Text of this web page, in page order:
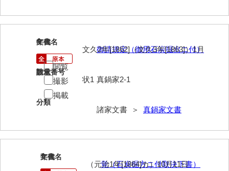
惠本家文書
恵良宏収集文書
相木家文書
大田家文書
大中家文書
大中家文書（神奈川県）
6
文書名
御請規定（御用石炭掘出ニ付）
請求番号
真鍋家2-1
分類
諸家文書 ＞ 真鍋家文書
年代
文久2年[1862]（文久3年[1863]）1月
数量
状1
閲覧
撮影
掲載
7
文書名
覚（石炭掘方ニ付取決下書）
年代
（元治1年[1864]カ）10月11日